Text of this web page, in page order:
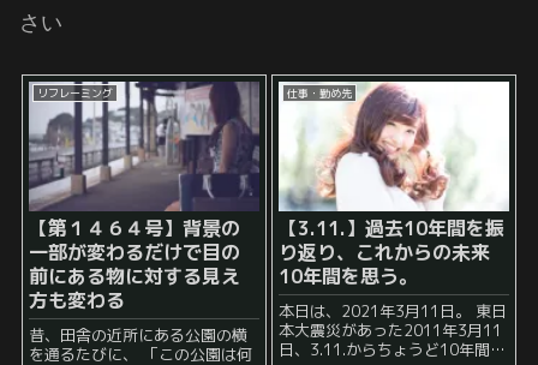
さい
リフレーミング
【第１４６４号】背景の
一部が変わるだけで目の
前にある物に対する見え
方も変わる
昔、田舎の近所にある公園の横
を通るたびに、 「この公園は何
仕事・勤め先
【3.11.】過去10年間を振
り返り、これからの未来
10年間を思う。
本日は、2021年3月11日。 東日
本大震災があった2011年3月11
日、3.11.からちょうど10年間経